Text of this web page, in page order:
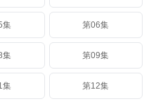
集 第06集
集 第09集
集 第12集